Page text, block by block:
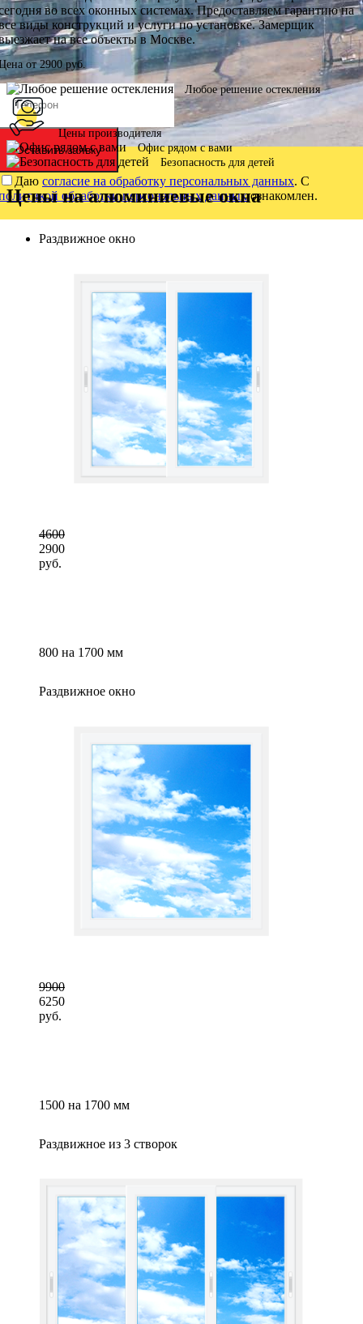
во всех оконных системах. Предоставляем гарантию на
виды конструкций и услуги по установке. Замерщик
на все объекты в Москве.
от2900 руб.
Оставить заявку
Даю согласие на обработку персональных данных. С
обработки персональных данныхознакомлен.
Любое решение остекления
Цены производителя
Офис рядом с вами
Безопасность для детей
Цены на алюминиевые окна
Раздвижное окно
4600
2900
руб.
800 на 1700 мм
Раздвижное окно
9900
6250
руб.
1500 на 1700 мм
Раздвижное из 3 створок